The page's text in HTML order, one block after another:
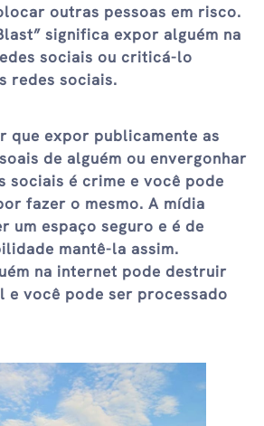
outras pessoas em risco.
significa expor alguém na
sociais ou criticá-lo
redes sociais.
que expor publicamente as
de alguém ou envergonhar
sociais é crime e você pode
fazer o mesmo. A mídia
um espaço seguro e é de
mantê-la assim.
na internet pode destruir
e você pode ser processado